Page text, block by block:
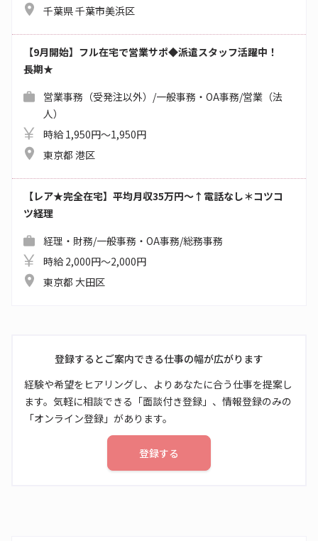
千葉県 千葉市美浜区
【9月開始】フル在宅で営業サポ◆派遣スタッフ活躍中！
長期★
営業事務（受発注以外）/一般事務・OA事務/営業（法
人）
時給 1,950円～1,950円
東京都 港区
【レア★完全在宅】平均月収35万円～↑電話なし＊コツコ
ツ経理
経理・財務/一般事務・OA事務/総務事務
時給 2,000円～2,000円
東京都 大田区
登録するとご案内できる仕事の幅が広がります
経験や希望をヒアリングし、よりあなたに合う仕事を提案し
ます。気軽に相談できる「面談付き登録」、情報登録のみの
「オンライン登録」があります。
登録する